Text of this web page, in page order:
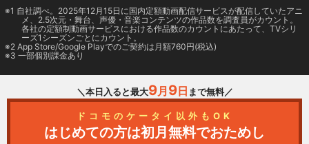
1 自社調べ。2025年12月15日に国内定額動画配信サービスが配信していたアニ
メ、2.5次元・舞台、声優・音楽コンテンツの作品数を調査員がカウント。
各社の定額制動画サービスにおける作品数のカウントにあたって、TVシリ
ーズ1シーズンごとにカウント。
2 App Store/Google Playでのご契約は月額760円(税込)
3 一部個別課金あり
＼本日入ると最大9月 9日 まで無料／
ドコモのケータイ以外もOK
はじめての方は初月無料でおためし